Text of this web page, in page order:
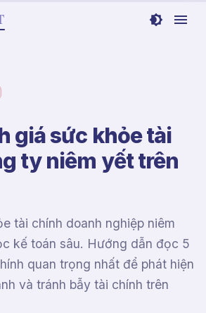
giá sức khỏe tài
ty niêm yết trên
tài chính doanh nghiệp niêm
kế toán sâu. Hướng dẫn đọc 5
quan trọng nhất để phát hiện
và tránh bẫy tài chính trên